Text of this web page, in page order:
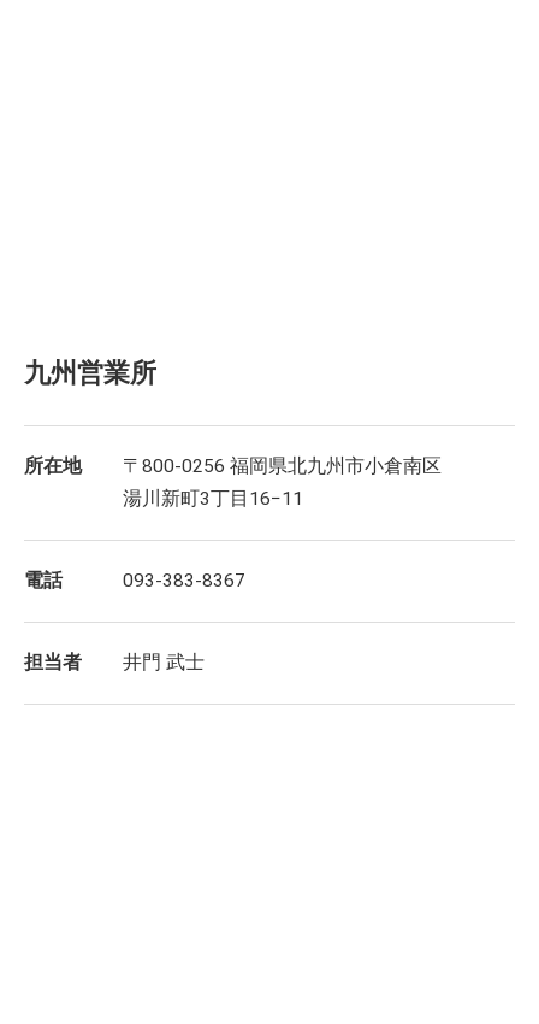
九州営業所
所在地
〒800-0256 福岡県北九州市小倉南区
湯川新町3丁目16−11
電話 093-383-8367
担当者 井門 武士